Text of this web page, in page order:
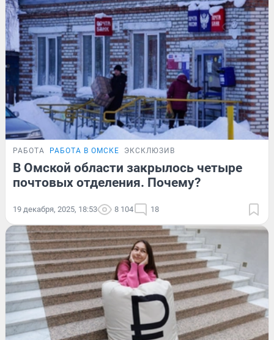
РАБОТА РАБОТА В ОМСКЕ ЭКСКЛЮЗИВ
В Омской области закрылось четыре
почтовых отделения. Почему?
19 декабря, 2025, 18:53 8 104 18